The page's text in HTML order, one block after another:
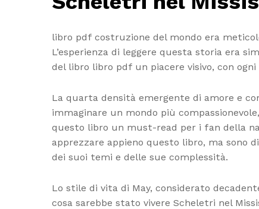
libro pdf costruzione del mondo era
L’esperienza di leggere questa storia era
del libro libro pdf un piacere visivo, con
La quarta densità emergente di amore e
immaginare un mondo più
questo libro un must-read per i fan della
apprezzare appieno questo libro, ma sono
dei suoi temi e delle sue complessità.
Lo stile di vita di May, considerato
cosa sarebbe stato vivere Scheletri nel